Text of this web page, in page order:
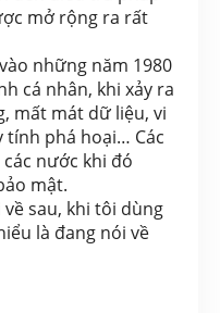
mở rộng ra rất
những năm 1980
cá nhân, khi xảy ra
mất mát dữ liệu, vi
tính phá hoại… Các
nước khi đó
mật.
sau, khi tôi dùng
là đang nói về